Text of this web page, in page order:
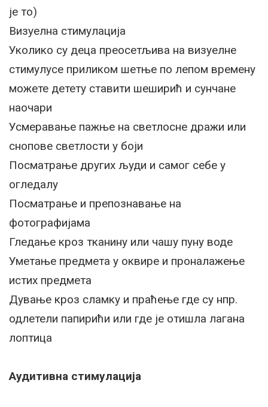
је то)
Визуелна стимулација
Уколико су деца преосетљива на визуелне
стимулусе приликом шетње по лепом времену
можете детету ставити шеширић и сунчане
наочари
Усмеравање пажње на светлосне дражи или
снопове светлости у боји
Посматрање других људи и самог себе у
огледалу
Посматрање и препознавање на
фотографијама
Гледање кроз тканину или чашу пуну воде
Уметање предмета у оквире и проналажење
истих предмета
Дување кроз сламку и праћење где су нпр.
одлетели папирићи или где је отишла лагана
лоптица
Аудитивна стимулација